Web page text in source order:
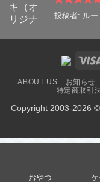
5段階中 5
投稿者: ルー
ABOUT US お知らせ
特定商取引
Copyright 2003-2026 ©
おやつ